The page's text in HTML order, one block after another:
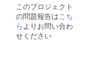
配信数
に関し
まして
は
YouTub
このプロジェクト
の問題報告はこち
ら よりお問い合わ
せください